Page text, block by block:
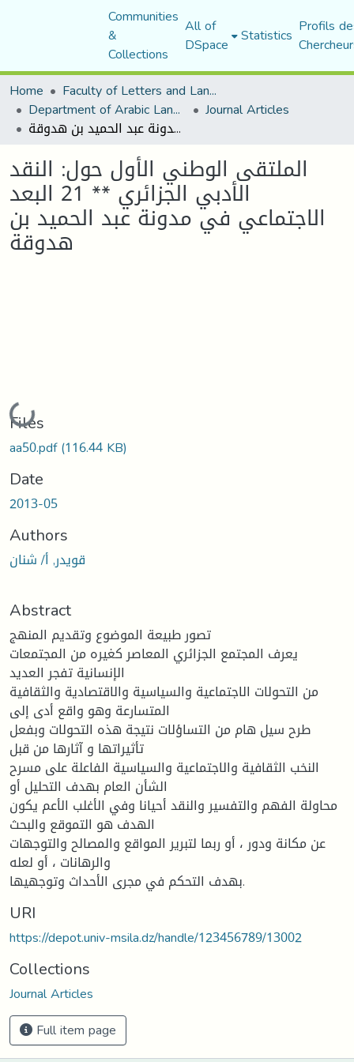
Communities
&
Collections
All of
DSpace Statistics Profils
Home
Faculty of Letters and Languages
Department of Arabic Language and Literature Journal Articles
الملتقى الوطني الأول حول: النقد الأدبي الجزائري ** 21 البعد الاجتماعي في مدونة عبد الحميد بن هدوقة
الملتقى الوطني الأول حول: النقد
الأدبي الجزائري ** 21 البعد
الاجتماعي في مدونة عبد الحميد بن
هدوقة
Loading...
Files
aa50.pdf(116.44 KB)
Date
2013-05
Authors
قويدر, أ/ شنان
Abstract
تصور طبيعة الموضوع وتقديم المنهج
يعرف المجتمع الجزائري المعاصر كغيره من المجتمعات
الإنسانية تفجر العديد
من التحولات الاجتماعية والسياسية والاقتصادية والثقافية
المتسارعة وهو واقع أدى إلى
طرح سيل هام من التساؤلات نتيجة هذه التحولات وبفعل
تأثيراتها و آثارها من قبل
النخب الثقافية والاجتماعية والسياسية الفاعلة على مسرح
الشأن العام بهدف التحليل أو
محاولة الفهم والتفسير والنقد أحيانا وفي الأغلب الأعم يكون
الهدف هو التموقع والبحث
عن مكانة ودور ، أو ربما لتبرير المواقع والمصالح والتوجهات
والرهانات ، أو لعله
بهدف التحكم في مجرى الأحداث وتوجهيها.
URI
https://depot.univ-msila.dz/handle/123456789/13002
Collections
Journal Articles
Full item page